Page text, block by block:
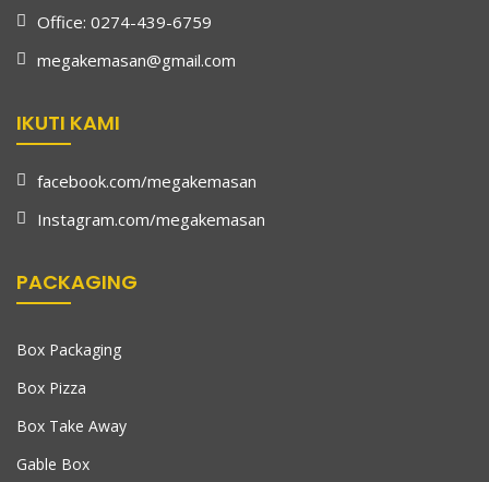
Office: 0274-439-6759
megakemasan@gmail.com
IKUTI KAMI
facebook.com/megakemasan
Instagram.com/megakemasan
PACKAGING
Box Packaging
Box Pizza
Box Take Away
Gable Box